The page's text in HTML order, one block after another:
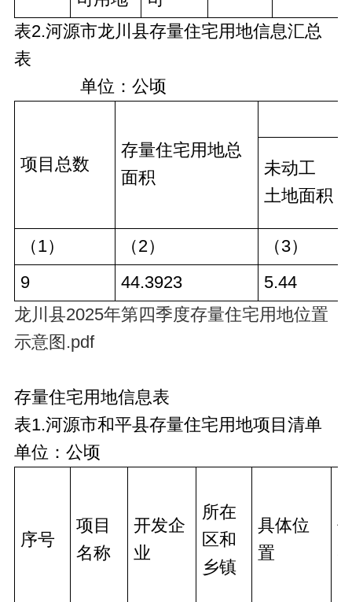
表2.河源市龙川县存量住宅用地信息汇总
表
单位：公顷
项目总数
存量住宅用地总
面积
未动工
土地面积
（1） （2）
（3）
9
44.3923
5.44
龙川县2025年第四季度存量住宅用地位置
示意图.pdf
存量住宅用地信息表
表1.河源市和平县存量住宅用地项目清单
单位：公顷
序号
项目
名称
开发企
业
所在
区和
乡镇
具体位
置